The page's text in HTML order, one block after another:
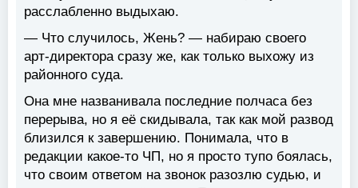
расслабленно выдыхаю.
— Что случилось, Жень? — набираю своего
арт-директора сразу же, как только выхожу из
районного суда.
Она мне названивала последние полчаса без
перерыва, но я её скидывала, так как мой развод
близился к завершению. Понимала, что в
редакции какое-то ЧП, но я просто тупо боялась,
что своим ответом на звонок разозлю судью, и